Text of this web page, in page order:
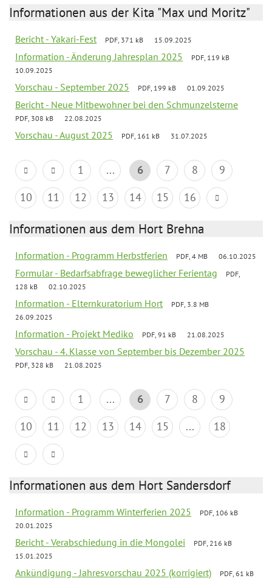
Informationen aus der Kita "Max und Moritz"
Bericht - Yakari-Fest PDF, 371 kB 15.09.2025
Information - Änderung Jahresplan 2025
PDF, 119 kB
10.09.2025
Vorschau - September 2025 PDF, 199 kB 01.09.2025
Bericht - Neue Mitbewohner bei den Schmunzelsterne
PDF, 308 kB 22.08.2025
Vorschau - August 2025 PDF, 161 kB 31.07.2025
1 ... 6 7 8
9
10
11 12 13 14 15 16
Informationen aus dem Hort Brehna
Information - Programm Herbstferien PDF, 4 MB 06.10.2025
Formular - Bedarfsabfrage beweglicher Ferientag
PDF,
128 kB
02.10.2025
Information - Elternkuratorium Hort
PDF, 3.8 MB
26.09.2025
Information - Projekt Mediko PDF, 91 kB 21.08.2025
Vorschau - 4. Klasse von September bis Dezember 2025
PDF, 328 kB 21.08.2025
1 ... 6 7 8
9
10
11 12 13 14 15 ... 18
Informationen aus dem Hort Sandersdorf
Information - Programm Winterferien 2025
PDF, 106 kB
20.01.2025
Bericht - Verabschiedung in die Mongolei
PDF, 216 kB
15.01.2025
Ankündigung - Jahresvorschau 2025 (korrigiert)
PDF, 61 kB